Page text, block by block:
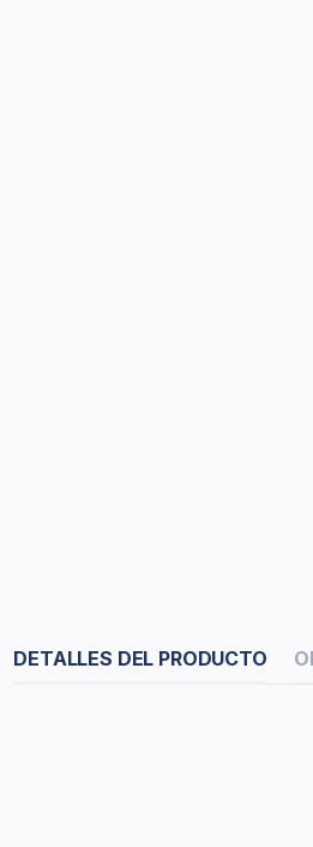
DETALLES DEL PRODUCTO